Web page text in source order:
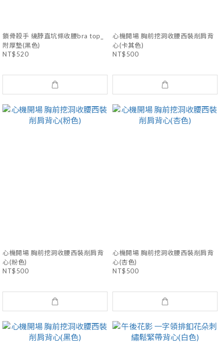
鎖骨殺手 繞脖直坑條收腰bra top_
附厚墊(黑色)
NT$520
心機開場 胸前挖洞收腰西裝削肩背
心(卡其色)
NT$500
心機開場 胸前挖洞收腰西裝削肩背
心(粉色)
NT$500
心機開場 胸前挖洞收腰西裝削肩背
心(杏色)
NT$500